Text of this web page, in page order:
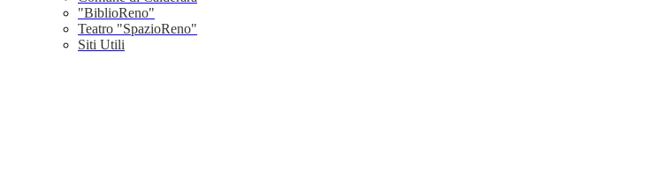
"BiblioReno"
Teatro "SpazioReno"
Siti Utili